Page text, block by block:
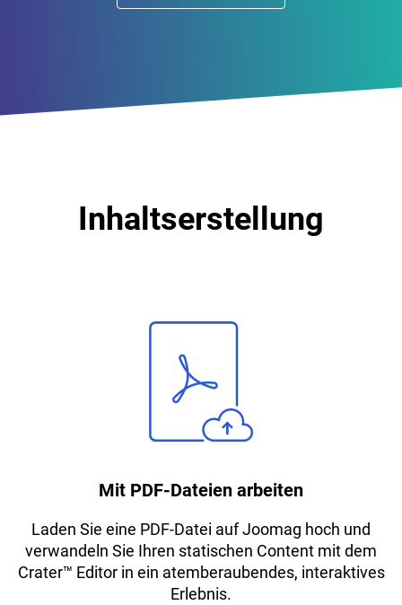
Inhaltserstellung
Mit PDF-Dateien arbeiten
Laden Sie eine PDF-Datei auf Joomag hoch und
verwandeln Sie Ihren statischen Content mit dem
Crater™ Editor in ein atemberaubendes, interaktives
Erlebnis.